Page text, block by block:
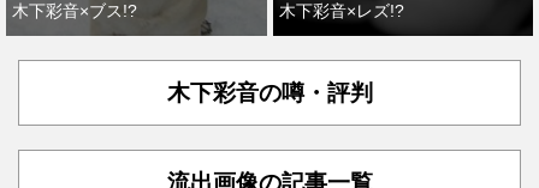
木下彩音×ブス!? 木下彩音×レズ!?
木下彩音の噂・評判
流出画像の記事一覧